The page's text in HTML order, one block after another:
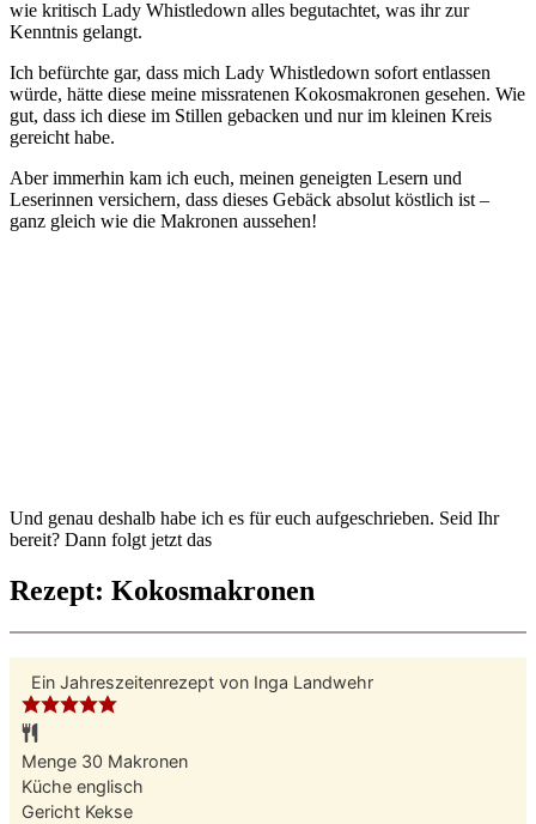
wie kritisch Lady Whistledown alles begutachtet, was ihr zur
Kenntnis gelangt.
Ich befürchte gar, dass mich Lady Whistledown sofort entlassen
würde, hätte diese meine missratenen Kokosmakronen gesehen. Wie
gut, dass ich diese im Stillen gebacken und nur im kleinen Kreis
gereicht habe.
Aber immerhin kam ich euch, meinen geneigten Lesern und
Leserinnen versichern, dass dieses Gebäck absolut köstlich ist –
ganz gleich wie die Makronen aussehen!
Und genau deshalb habe ich es für euch aufgeschrieben. Seid Ihr
bereit? Dann folgt jetzt das
Rezept: Kokosmakronen
Ein Jahreszeitenrezept von Inga Landwehr
Menge 30 Makronen
Küche englisch
Gericht Kekse